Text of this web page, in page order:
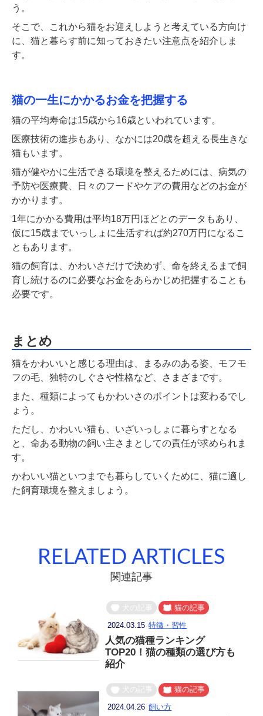
う。
そこで、これから猫をお迎えしようと考えている方向け
に、猫と暮らす前に知っておきたい注意点を紹介しま
す。
猫の一生にかかるお金を把握する
猫の平均寿命は15歳から16歳といわれています。
医療技術の進歩もあり、なかには20歳を超える長生きな
猫もいます。
猫が健やかに生活できる環境を整えるためには、病気の
予防や医療費、日々のフードやケアの費用などのお金が
かかります。
1年にかかる費用は平均18万円ほどとのデータもあり、
仮に15歳までいっしょに生活すれば約270万円になるこ
ともあります。
猫の飼育は、かわいさだけで決めず、命を終えるまで飼
育し続けるのに必要なお金をあらかじめ把握することも
必要です。
まとめ
猫をかわいいと感じる理由は、まるみのある姿、モフモ
フの毛、独特のしぐさや性格など、さまざまです。
また、種類によってもかわいさのポイントは変わるでし
ょう。
ただし、かわいい猫も、いざいっしょに暮らすとなる
と、命ある動物の飼い主さまとしての責任が求められま
す。
かわいい猫といつまでも暮らしていくために、猫に適し
た飼育環境を整えましょう。
RELATED ARTICLES
関連記事
犬の記事
猫の記事
2024.03.15 特徴・習性
人気の猫種ランキング
TOP20！猫の種類の選び方も
紹介
犬の記事
猫の記事
2024.04.26 飼い方